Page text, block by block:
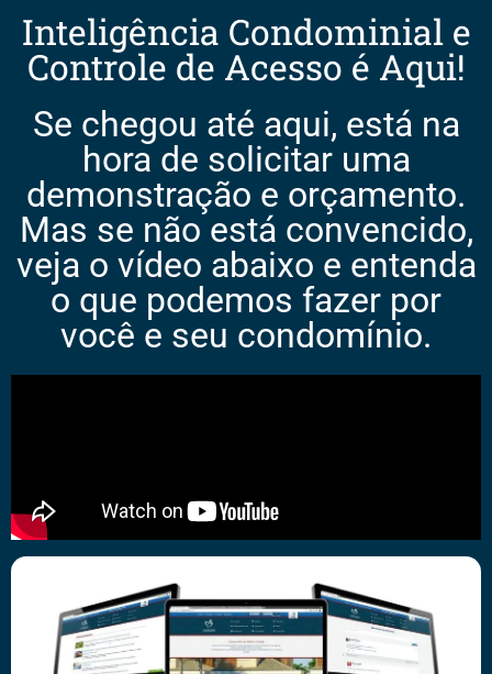
Inteligência Condominial e
Controle de Acesso é Aqui!
Se chegou até aqui, está na
hora de solicitar uma
demonstração e orçamento.
Mas se não está convencido,
veja o vídeo abaixo e entenda
o que podemos fazer por
você e seu condomínio.